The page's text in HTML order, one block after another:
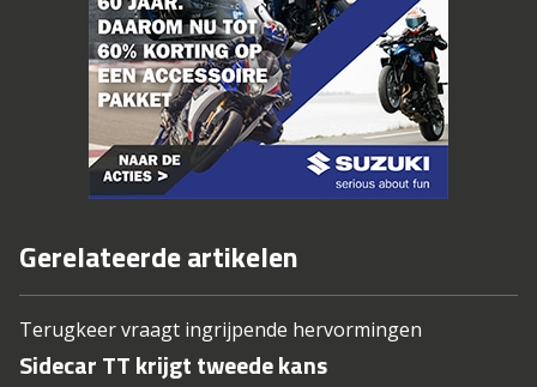
Gerelateerde artikelen
Terugkeer vraagt ingrijpende hervormingen
Sidecar TT krijgt tweede kans